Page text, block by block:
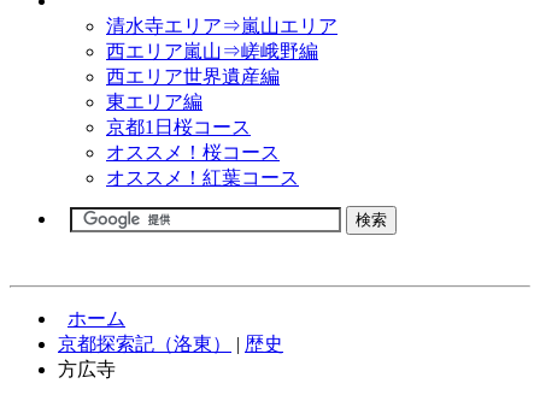
清水寺エリア⇒嵐山エリア
西エリア嵐山⇒嵯峨野編
西エリア世界遺産編
東エリア編
京都1日桜コース
オススメ！桜コース
オススメ！紅葉コース
ホーム
京都探索記（洛東）
| 歴史
方広寺